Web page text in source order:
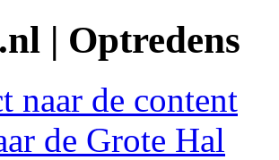
| Optredens
naar de content
de Grote Hal